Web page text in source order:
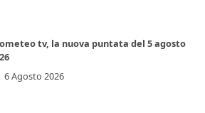
tv, la nuova puntata del 5 agosto
6 Agosto 2026